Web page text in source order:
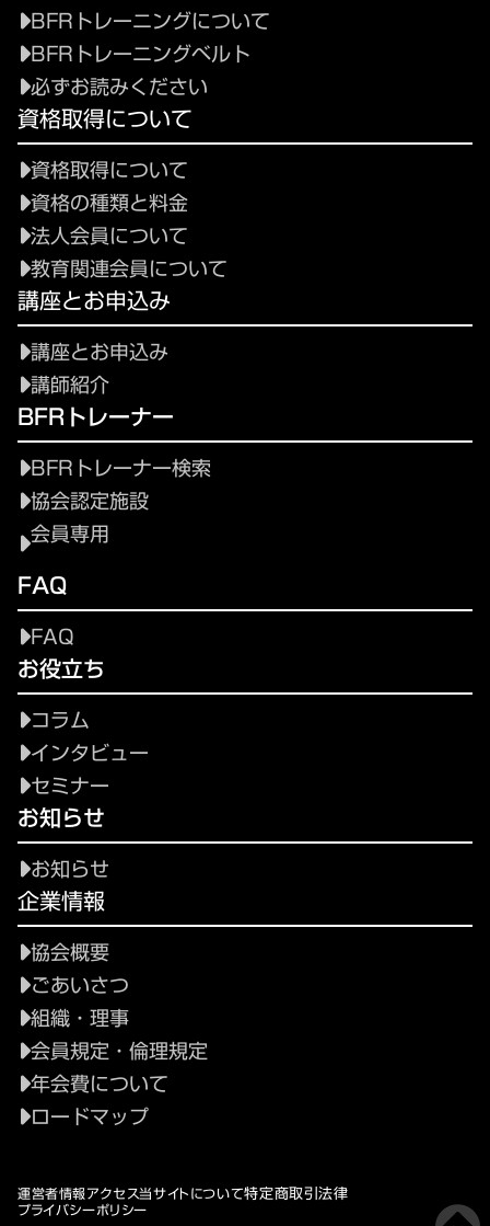
BFRトレーニングについて
BFRトレーニングベルト
必ずお読みください
資格取得について
資格取得について
資格の種類と料金
法人会員について
教育関連会員について
講座とお申込み
講座とお申込み
講師紹介
BFRトレーナー
BFRトレーナー検索
協会認定施設
会員専用
FAQ
FAQ
お役立ち
コラム
インタビュー
セミナー
お知らせ
お知らせ
企業情報
協会概要
ごあいさつ
組織・理事
会員規定・倫理規定
年会費について
ロードマップ
運営者情報アクセス当サイトについて特定商取引法律
プライバシーポリシー